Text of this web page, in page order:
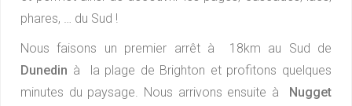
phares, … du Sud !
Nous faisons un premier arrêt à 18km au Sud de
Dunedin à la plage de Brighton et profitons quelques
minutes du paysage. Nous arrivons ensuite à Nugget